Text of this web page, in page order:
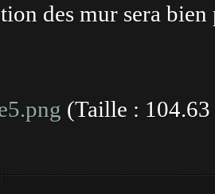
des mur sera bien
(Taille :